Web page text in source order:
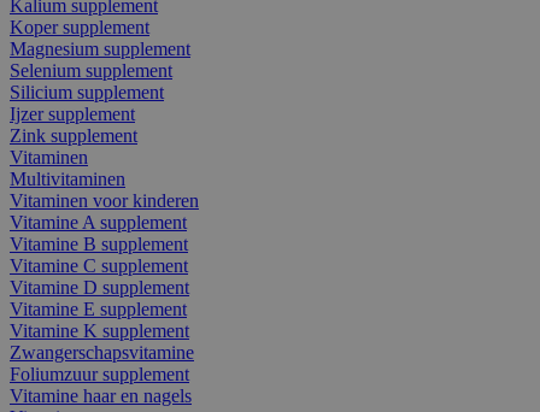
Kalium supplement
Koper supplement
Magnesium supplement
Selenium supplement
Silicium supplement
Ijzer supplement
Zink supplement
Vitaminen
Multivitaminen
Vitaminen voor kinderen
Vitamine A supplement
Vitamine B supplement
Vitamine C supplement
Vitamine D supplement
Vitamine E supplement
Vitamine K supplement
Zwangerschapsvitamine
Foliumzuur supplement
Vitamine haar en nagels